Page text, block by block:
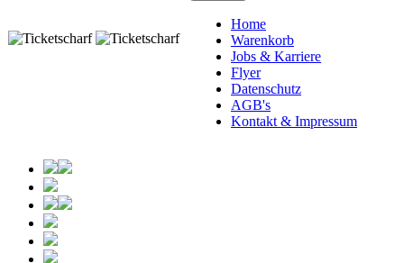
Home
Warenkorb
Jobs & Karriere
Flyer
Datenschutz
AGB's
Kontakt & Impressum